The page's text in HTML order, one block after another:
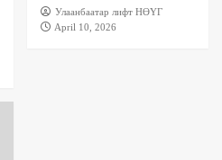
Улаанбаатар лифт НӨҮГ
April 10, 2026